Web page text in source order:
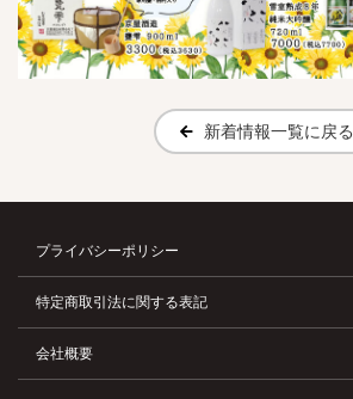
新着情報一覧に戻る
プライバシーポリシー
特定商取引法に関する表記
会社概要